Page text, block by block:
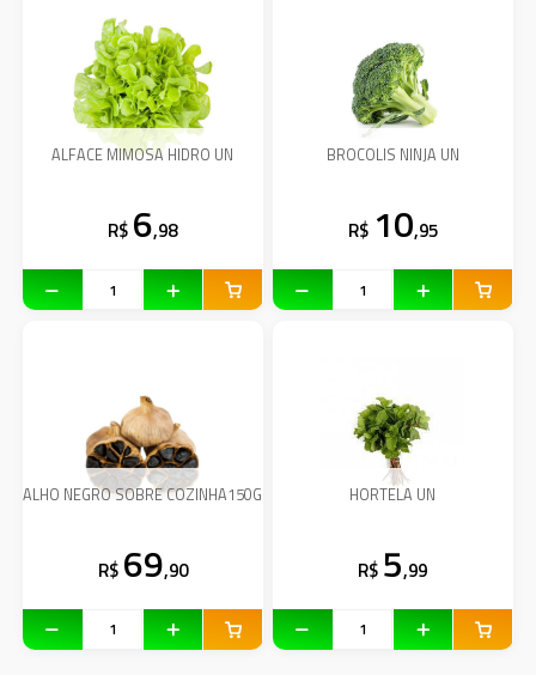
ALFACE MIMOSA HIDRO UN
R$ 6,98
BROCOLIS NINJA UN
R$ 10,95
ALHO NEGRO SOBRE COZINHA150G
R$ 69,90
HORTELA UN
R$ 5,99